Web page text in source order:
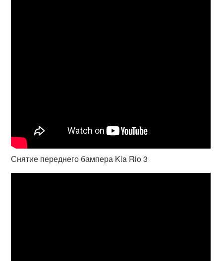
Снятие переднего бампера Kia Rio 3